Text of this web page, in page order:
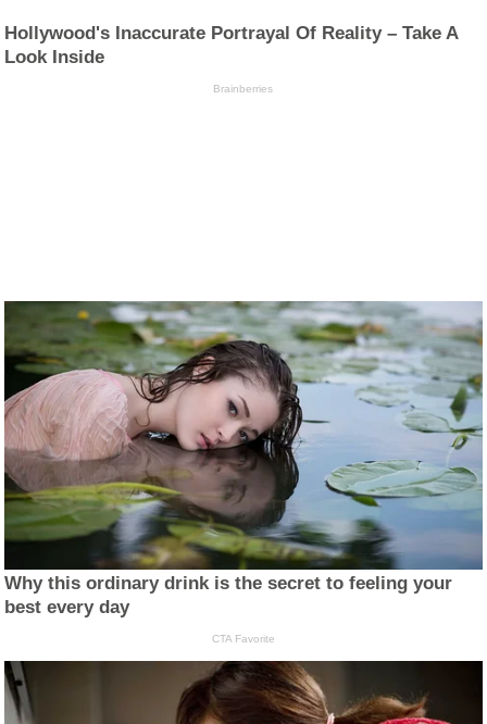
Hollywood's Inaccurate Portrayal Of Reality – Take A
Look Inside
Brainberries
Why this ordinary drink is the secret to feeling your
best every day
CTA Favorite